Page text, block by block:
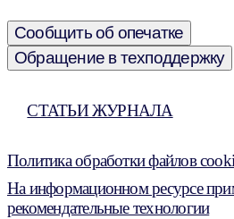
Сообщить об опечатке
Обращение в техподдержку
СТАТЬИ ЖУРНАЛА
Политика обработки файлов
На информационном ресурсе
рекомендательные технологии